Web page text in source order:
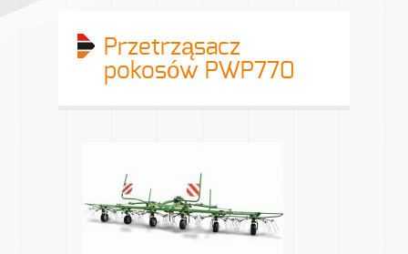
Przetrząsacz
pokosów PWP770